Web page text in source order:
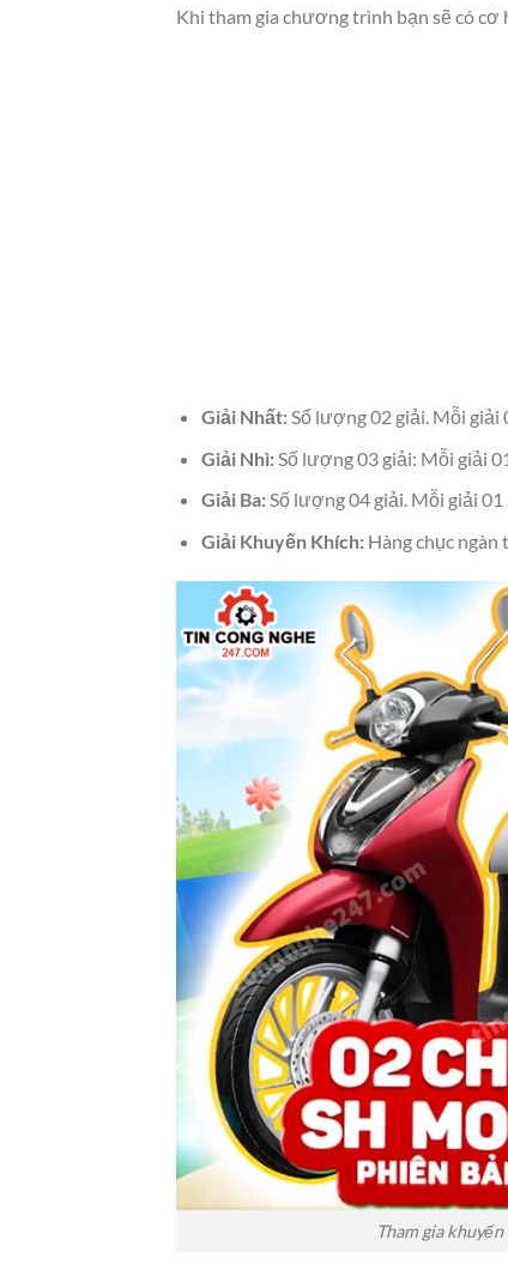
Khi tham gia chương trình bạn sẽ có
Giải Nhất:Số lượng 02 giải. Mỗi giải
Giải Nhì:Số lượng 03 giải: Mỗi giải
Giải Ba:Số lượng 04 giải. Mỗi giải 01
Giải Khuyến Khích:Hàng chục ngàn
Tham gia